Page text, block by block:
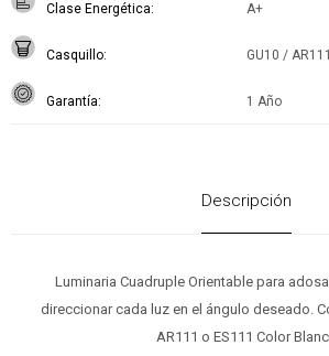
Clase Energética A+
Casquillo GU10 / AR111
Garantía 1 Año
Descripción
Luminaria Cuadruple Orientable para
direccionar cada luz en el ángulo deseado.
AR111 o ES111 Color